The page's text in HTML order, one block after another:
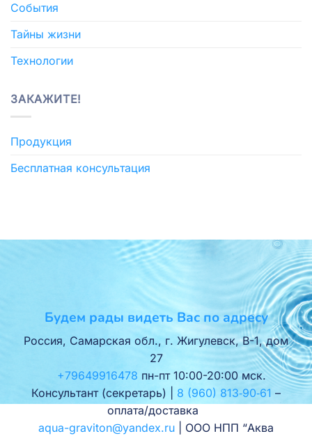
События
Тайны жизни
Технологии
ЗАКАЖИТЕ!
Продукция
Бесплатная консультация
Будем рады видеть Вас по адресу
Россия, Самарская обл., г. Жигулевск, В-1, дом
27
+79649916478 пн-пт 10:00-20:00 мск.
Консультант (секретарь) | 8 (960) 813‑90‑61 –
оплата/доставка
aqua-graviton@yandex.ru | ООО НПП “Аква